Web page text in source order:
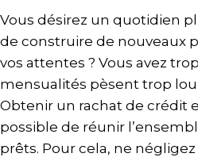
Vous désirez un quotidien
de construire de nouveaux
vos attentes ? Vous avez
mensualités pèsent trop
Obtenir un rachat de crédit
possible de réunir
prêts. Pour cela, ne